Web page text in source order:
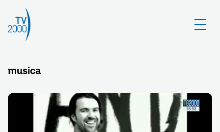
musica